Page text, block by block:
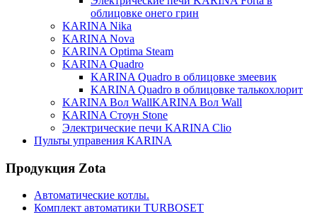
облицовке онего грин
KARINA Nika
KARINA Nova
KARINA Optima Steam
KARINA Quadro
KARINA Quadro в облицовке змеевик
KARINA Quadro в облицовке талькохлорит
KARINA Вол WallKARINA Вол Wall
KARINA Стоун Stone
Электрические печи KARINA Clio
Пульты управения KARINA
Продукция Zota
Автоматические котлы.
Комплект автоматики TURBOSET